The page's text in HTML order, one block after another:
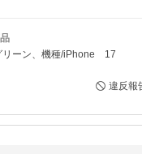
リーン、機種/iPhone 17
違反報